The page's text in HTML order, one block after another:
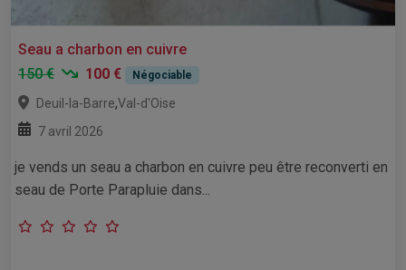
Seau a charbon en cuivre
150 €
100 € Négociable
Deuil-la-Barre,Val-d'Oise
7 avril 2026
je vends un seau a charbon en cuivre peu être reconverti en
seau de Porte Parapluie dans...